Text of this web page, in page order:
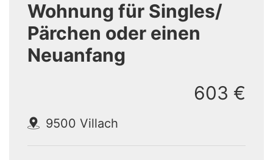
Wohnung für Singles/
Pärchen oder einen
Neuanfang
9500 Villach
603 €